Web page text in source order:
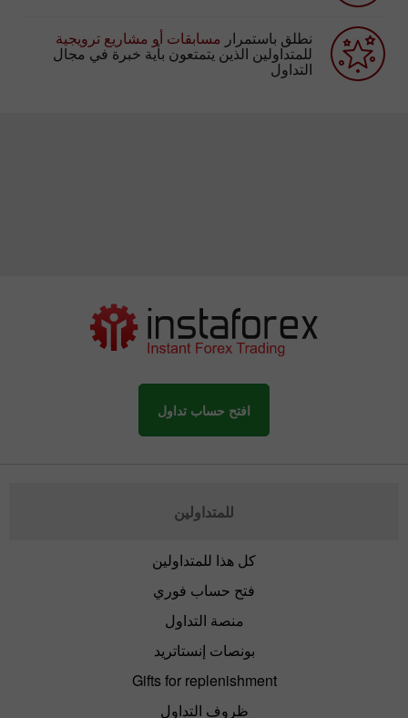
نطلق باستمرار مسابقات أو مشاريع ترويجية
للمتداولين الذين يتمتعون بأية خبرة في مجال
التداول
افتح حساب تداول
للمتداولين
كل هذا للمتداولين
فتح حساب فوري
منصة التداول
بونصات إنستاتريد
Gifts for replenishment
ظروف التداول